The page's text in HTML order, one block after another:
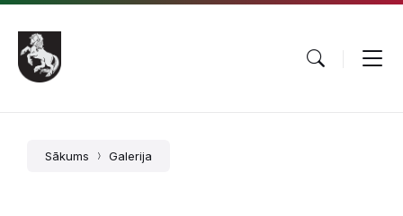
Pāriet
saturu
Skip
main
navigation
Skip
footer
Sākums Galerija